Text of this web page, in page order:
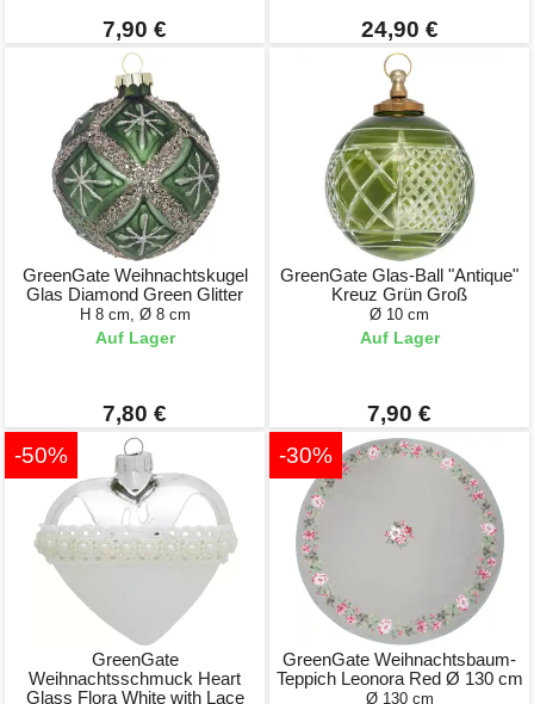
7,90 € 24,90 €
GreenGate Weihnachtskugel
Glas Diamond Green Glitter
H 8 cm, Ø 8 cm
Auf Lager
7,80 €
GreenGate Glas-Ball "Antique"
Kreuz Grün Groß
Ø 10 cm
Auf Lager
7,90 €
-50%
GreenGate
Weihnachtsschmuck Heart
Glass Flora White with Lace
-30%
GreenGate Weihnachtsbaum-
Teppich Leonora Red Ø 130 cm
Ø 130 cm